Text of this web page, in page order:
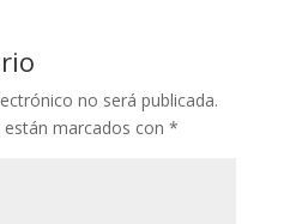
no será publicada.
marcados con *